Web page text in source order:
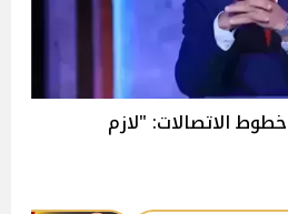
الاتصالات: "لازم